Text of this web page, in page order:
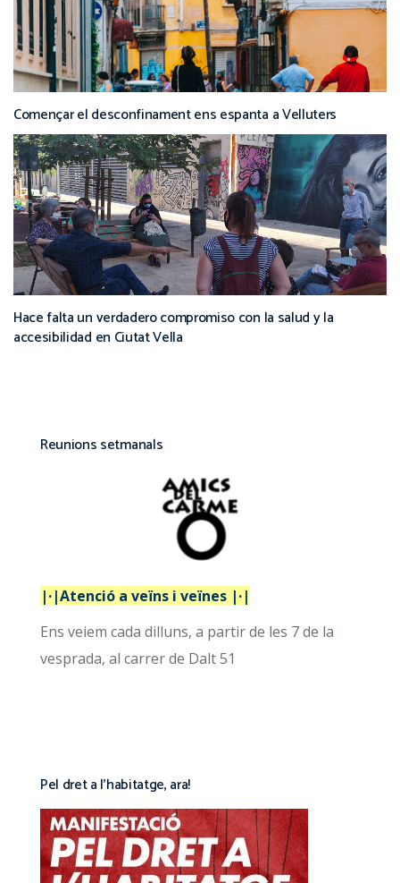
Començar el desconfinament ens espanta a Velluters
Hace falta un verdadero compromiso con la salud y la
accesibilidad en Ciutat Vella
Reunions setmanals
|·|Atenció a veïns i veïnes |·|
Ens veiem cada dilluns, a partir de les 7 de la
vesprada, al carrer de Dalt 51
Pel dret a l’habitatge, ara!